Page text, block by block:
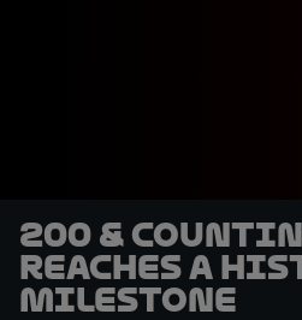
200 &
reaches a
milestone